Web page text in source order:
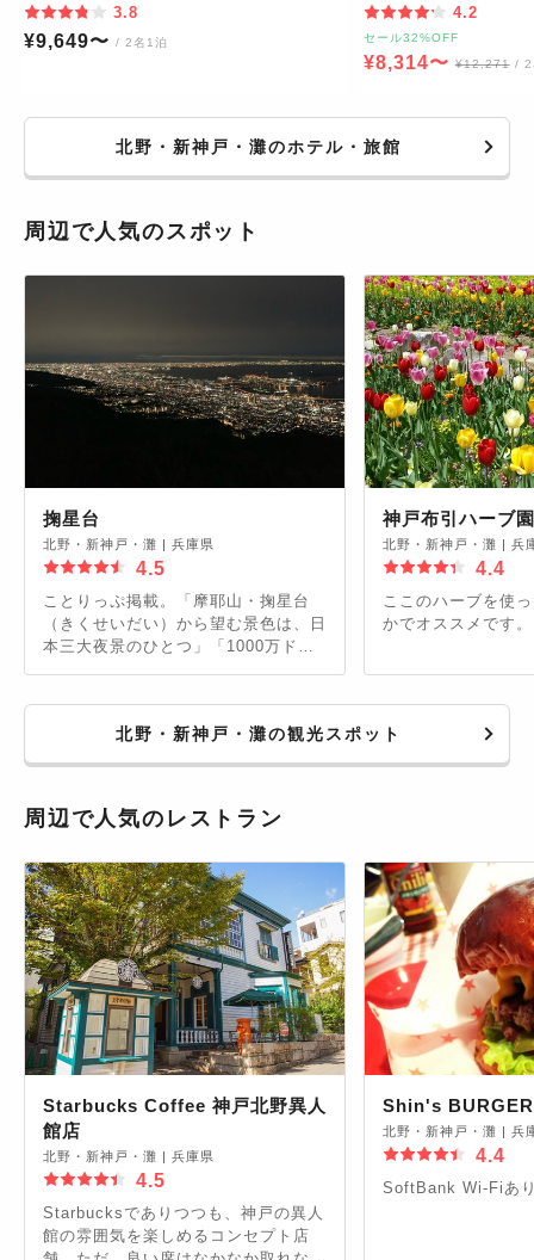
3.8
¥9,649〜 / 2名1泊
4.2
セール32%OFF
¥8,314〜 ¥12,271 / 2
北野・新神戸・灘のホテル・旅館
周辺で人気のスポット
掬星台
北野・新神戸・灘 | 兵庫県
4.5
ことりっぷ掲載。「摩耶山・掬星台
（きくせいだい）から望む景色は、日
本三大夜景のひとつ」「1000万ドル
trip.jp/article/8212/
神戸布引ハーブ園
北野・新神戸・灘 | 兵
4.4
ここのハーブを使
かでオススメです。
北野・新神戸・灘の観光スポット
周辺で人気のレストラン
Starbucks Coffee 神戸北野異人
館店
北野・新神戸・灘 | 兵庫県
4.5
Starbucksでありつつも、神戸の異人
館の雰囲気を楽しめるコンセプト店
Shin's BURGER
北野・新神戸・灘 | 兵
4.4
SoftBank Wi-Fiあ